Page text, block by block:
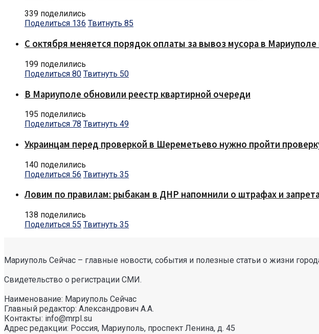
339 поделились
Поделиться 136 Твитнуть 85
С октября меняется порядок оплаты за вывоз мусора в Мариуполе
199 поделились
Поделиться 80 Твитнуть 50
В Мариуполе обновили реестр квартирной очереди
195 поделились
Поделиться 78 Твитнуть 49
Украинцам перед проверкой в Шереметьево нужно пройти
140 поделились
Поделиться 56 Твитнуть 35
Ловим по правилам: рыбакам в ДНР напомнили о штрафах и
138 поделились
Поделиться 55 Твитнуть 35
Мариуполь Сейчас – главные новости, события и полезные статьи о жизни
Свидетельство о регистрации СМИ.
Наименование: Мариуполь Сейчас
Главный редактор: Александрович А.А.
Контакты: info@mrpl.su
Адрес редакции: Россия, Мариуполь, проспект Ленина, д. 45